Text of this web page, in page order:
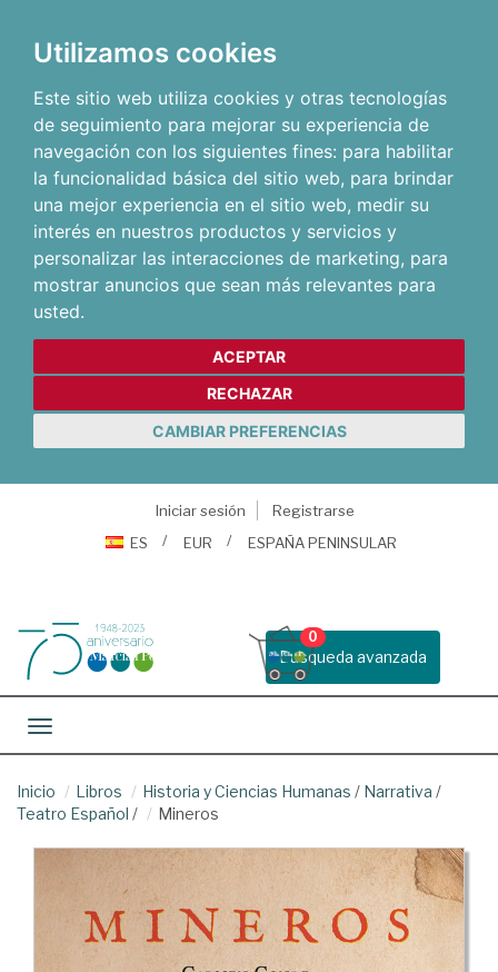
Utilizamos cookies
Este sitio web utiliza cookies y otras tecnologías
de seguimiento para mejorar su experiencia de
navegación con los siguientes fines: para habilitar
la funcionalidad básica del sitio web, para brindar
una mejor experiencia en el sitio web, medir su
interés en nuestros productos y servicios y
personalizar las interacciones de marketing, para
mostrar anuncios que sean más relevantes para
usted.
ACEPTAR
RECHAZAR
CAMBIAR PREFERENCIAS
Iniciar sesión
Registrarse
ES
EUR ESPAÑA PENINSULAR
Busqueda avanzada
0
Toggle navigation
Inicio Libros Historia y Ciencias Humanas / Narrativa /
Teatro Español / Mineros